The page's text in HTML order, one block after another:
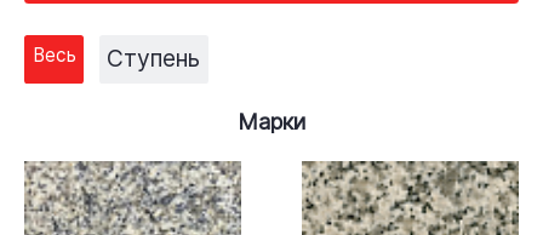
Весь Ступень
Марки